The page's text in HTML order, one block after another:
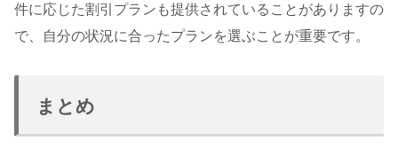
件に応じた割引プランも提供されていることがありますの
で、自分の状況に合ったプランを選ぶことが重要です。
まとめ